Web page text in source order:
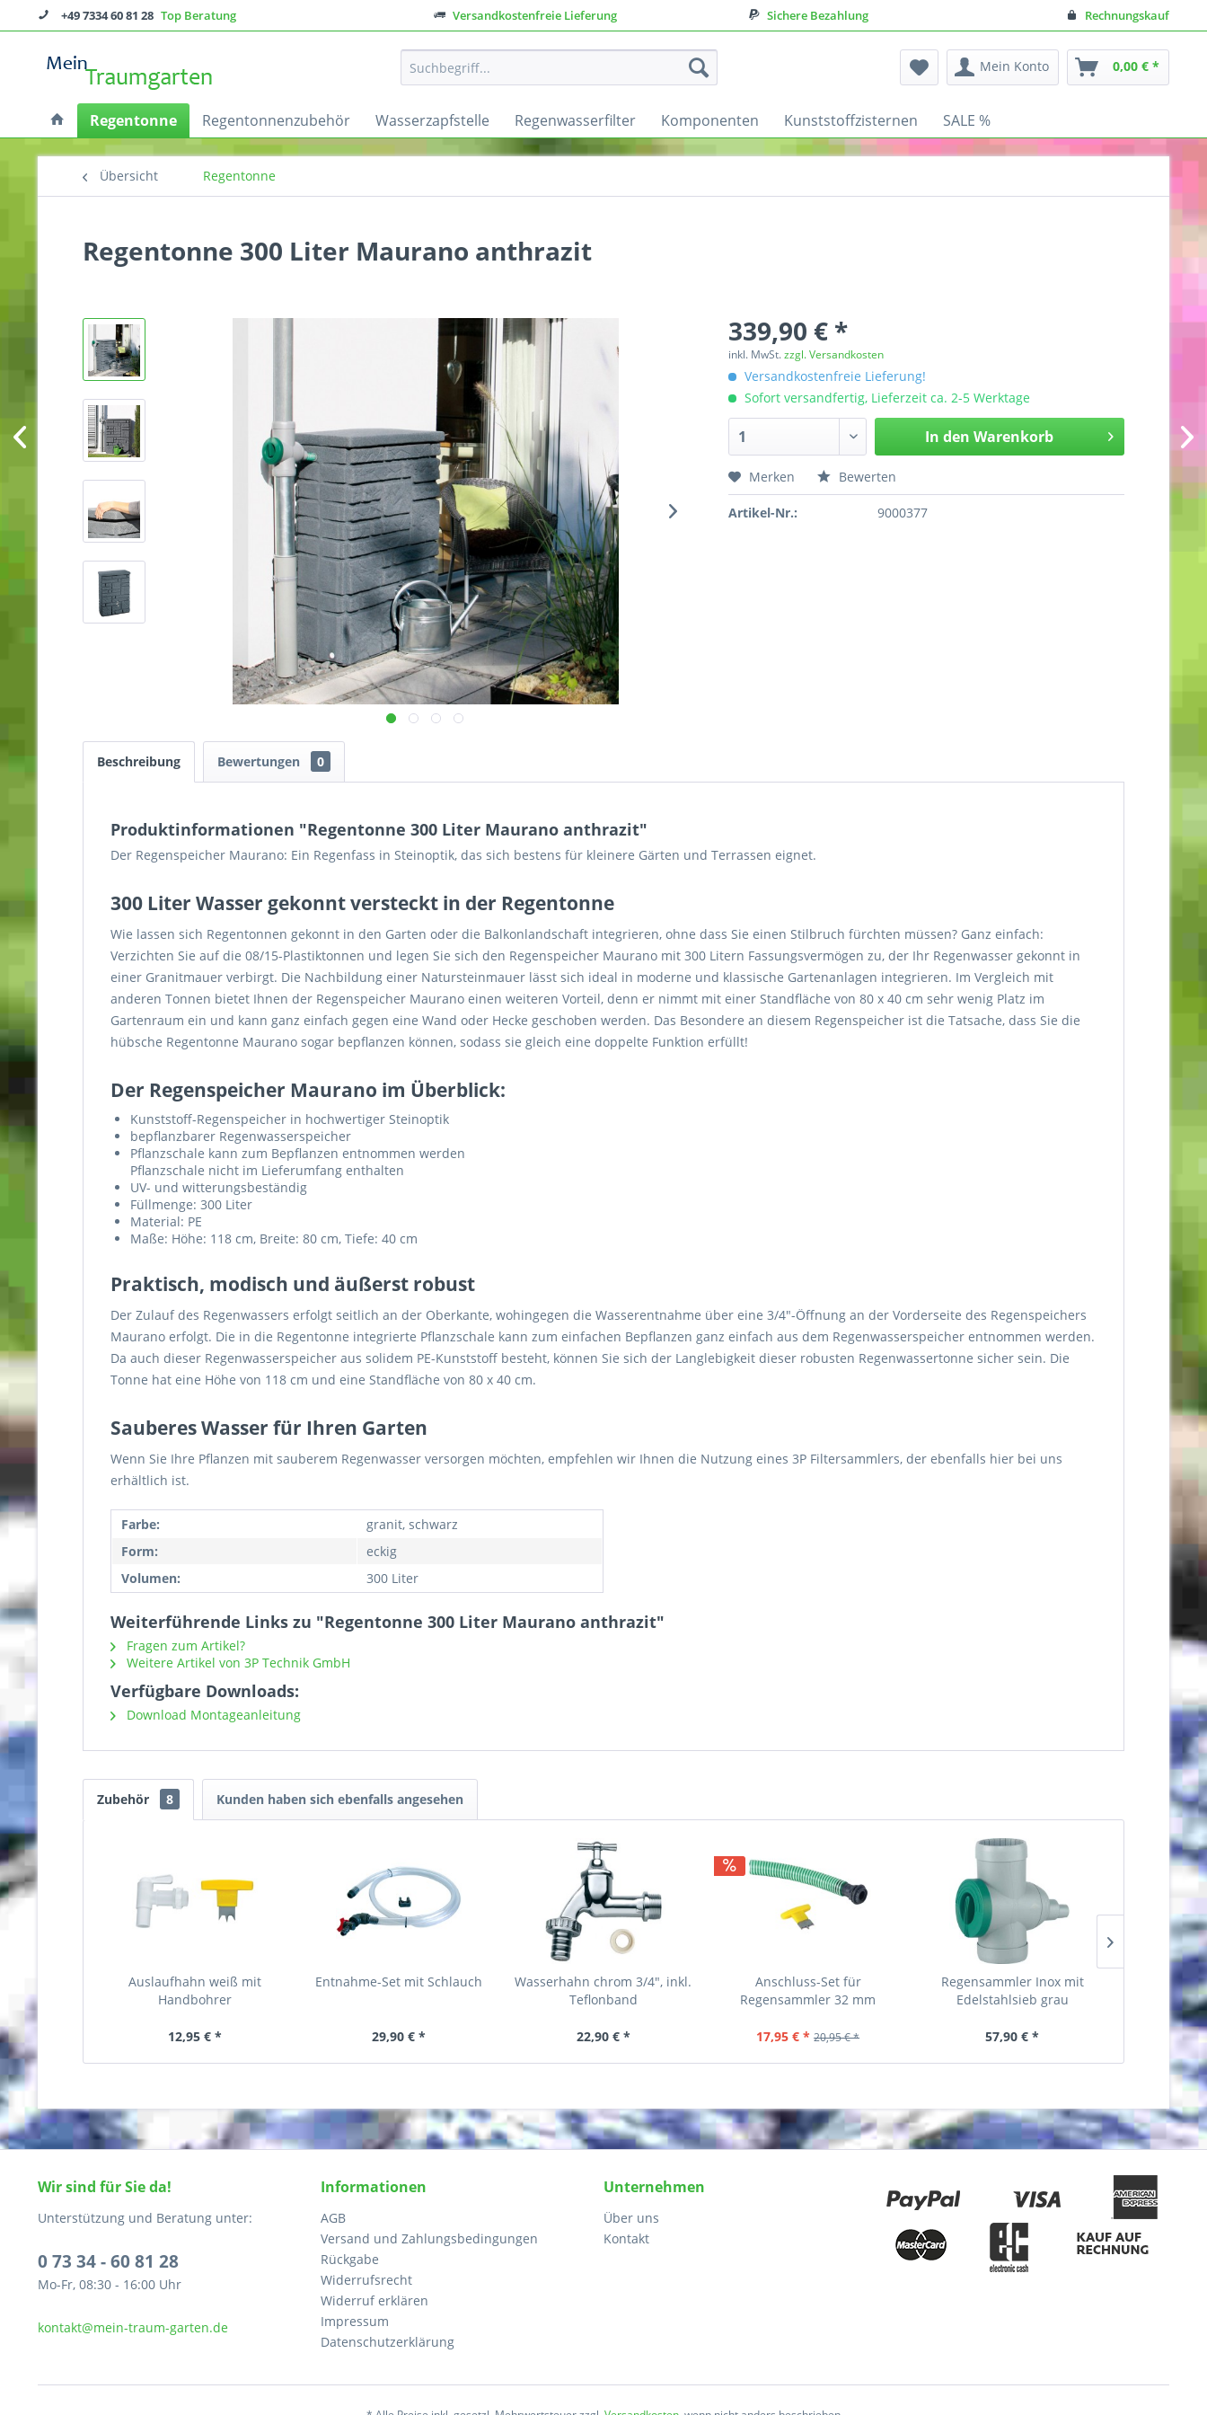
+49 7334 60 81 28 Top Beratung Versandkostenfreie Lieferung Sichere Bezahlung Rechnungskauf
Mein Konto 0,00 € *
Regentonne Regentonnenzubehör Wasserzapfstelle Regenwasserfilter Komponenten Kunststoffzisternen SALE %
Übersicht Regentonne
Regentonne 300 Liter Maurano anthrazit
339,90 € *
inkl. MwSt.zzgl. Versandkosten
Versandkostenfreie Lieferung!
Sofort versandfertig, Lieferzeit ca. 2-5 Werktage
In den Warenkorb
Merken Bewerten
Artikel-Nr.: 9000377
Beschreibung Bewertungen 0
Produktinformationen "Regentonne 300 Liter Maurano anthrazit"
Der Regenspeicher Maurano: Ein Regenfass in Steinoptik, das sich bestens für kleinere Gärten und Terrassen eignet.
300 Liter Wasser gekonnt versteckt in der Regentonne
Wie lassen sich Regentonnen gekonnt in den Garten oder die Balkonlandschaft integrieren, ohne dass Sie einen Stilbruch fürchten müssen? Ganz einfach:
Verzichten Sie auf die 08/15-Plastiktonnen und legen Sie sich den Regenspeicher Maurano mit 300 Litern Fassungsvermögen zu, der Ihr Regenwasser gekonnt in
einer Granitmauer verbirgt. Die Nachbildung einer Natursteinmauer lässt sich ideal in moderne und klassische Gartenanlagen integrieren. Im Vergleich mit
anderen Tonnen bietet Ihnen der Regenspeicher Maurano einen weiteren Vorteil, denn er nimmt mit einer Standfläche von 80 x 40 cm sehr wenig Platz im
Gartenraum ein und kann ganz einfach gegen eine Wand oder Hecke geschoben werden. Das Besondere an diesem Regenspeicher ist die Tatsache, dass Sie die
hübsche Regentonne Maurano sogar bepflanzen können, sodass sie gleich eine doppelte Funktion erfüllt!
Der Regenspeicher Maurano im Überblick:
Kunststoff-Regenspeicher in hochwertiger Steinoptik
bepflanzbarer Regenwasserspeicher
Pflanzschale kann zum Bepflanzen entnommen werden
Pflanzschale nicht im Lieferumfang enthalten
UV- und witterungsbeständig
Füllmenge: 300 Liter
Material: PE
Maße: Höhe: 118 cm, Breite: 80 cm, Tiefe: 40 cm
Praktisch, modisch und äußerst robust
Der Zulauf des Regenwassers erfolgt seitlich an der Oberkante, wohingegen die Wasserentnahme über eine 3/4"-Öffnung an der Vorderseite des Regenspeichers
Maurano erfolgt. Die in die Regentonne integrierte Pflanzschale kann zum einfachen Bepflanzen ganz einfach aus dem Regenwasserspeicher entnommen werden.
Da auch dieser Regenwasserspeicher aus solidem PE-Kunststoff besteht, können Sie sich der Langlebigkeit dieser robusten Regenwassertonne sicher sein. Die
Tonne hat eine Höhe von 118 cm und eine Standfläche von 80 x 40 cm.
Sauberes Wasser für Ihren Garten
Wenn Sie Ihre Pflanzen mit sauberem Regenwasser versorgen möchten, empfehlen wir Ihnen die Nutzung eines 3P Filtersammlers, der ebenfalls hier bei uns
erhältlich ist.
Farbe:
granit, schwarz
Form:
eckig
Volumen:
300 Liter
Weiterführende Links zu "Regentonne 300 Liter Maurano anthrazit"
Fragen zum Artikel?
Weitere Artikel von 3P Technik GmbH
Verfügbare Downloads:
Download Montageanleitung
Zubehör 8 Kunden haben sich ebenfalls angesehen
Auslaufhahn weiß mit
Handbohrer
12,95 € *
Entnahme-Set mit Schlauch
29,90 € *
Wasserhahn chrom 3/4", inkl.
Teflonband
22,90 € *
Anschluss-Set für
Regensammler 32 mm
17,95 € * 20,95 € *
Regensammler Inox mit
Edelstahlsieb grau
57,90 € *
Wir sind für Sie da!
Unterstützung und Beratung unter:
0 73 34 - 60 81 28
Mo-Fr, 08:30 - 16:00 Uhr
kontakt@mein-traum-garten.de
Informationen
AGB
Versand und Zahlungsbedingungen
Rückgabe
Widerrufsrecht
Widerruf erklären
Impressum
Datenschutzerklärung
Unternehmen
Über uns
Kontakt